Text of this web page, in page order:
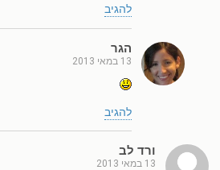
להגיב
הגר
13 במאי 2013
להגיב
ורד לב
13 במאי 2013